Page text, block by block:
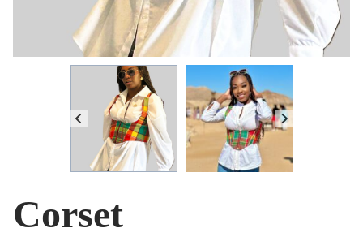
Corset